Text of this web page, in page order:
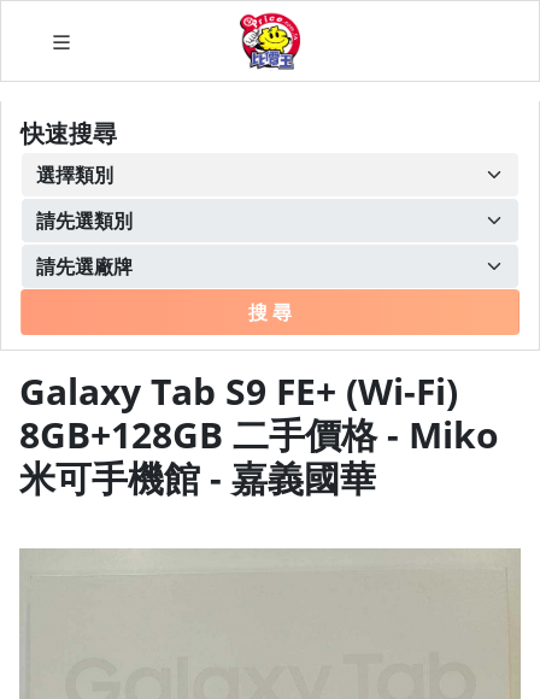
快速搜尋
搜 尋
Galaxy Tab S9 FE+ (Wi-Fi)
8GB+128GB 二手價格 - Miko
米可手機館 - 嘉義國華